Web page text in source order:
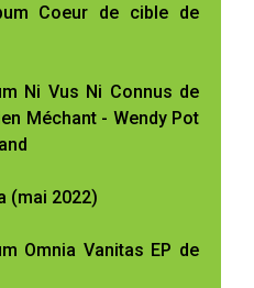
Coeur de cible de
Ni Vus Ni Connus de
Méchant - Wendy Pot
(mai 2022)
Omnia Vanitas EP de